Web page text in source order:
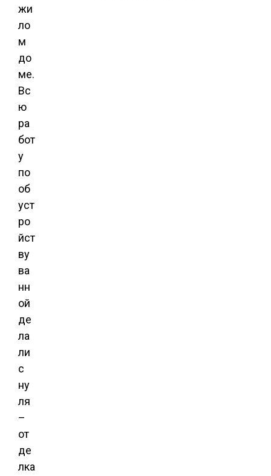
жи
ло
м
до
ме.
Вс
ю
ра
бот
у
по
об
уст
ро
йст
ву
ва
нн
ой
де
ла
ли
с
ну
ля
–
от
де
лка